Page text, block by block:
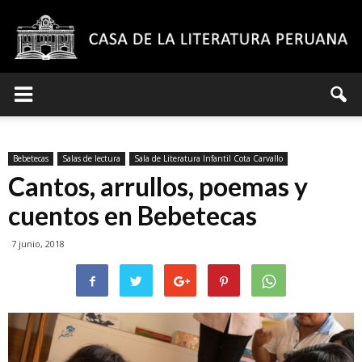
Literatura
Bebetecas Salas de lectura Sala de Literatura Infantil Cota Carvallo
Cantos, arrullos, poemas y
cuentos en Bebetecas
7 junio, 2018